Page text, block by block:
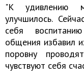
"К удивлению
улучшилось.
себя
общения избавил
поровну
чувствуют себя